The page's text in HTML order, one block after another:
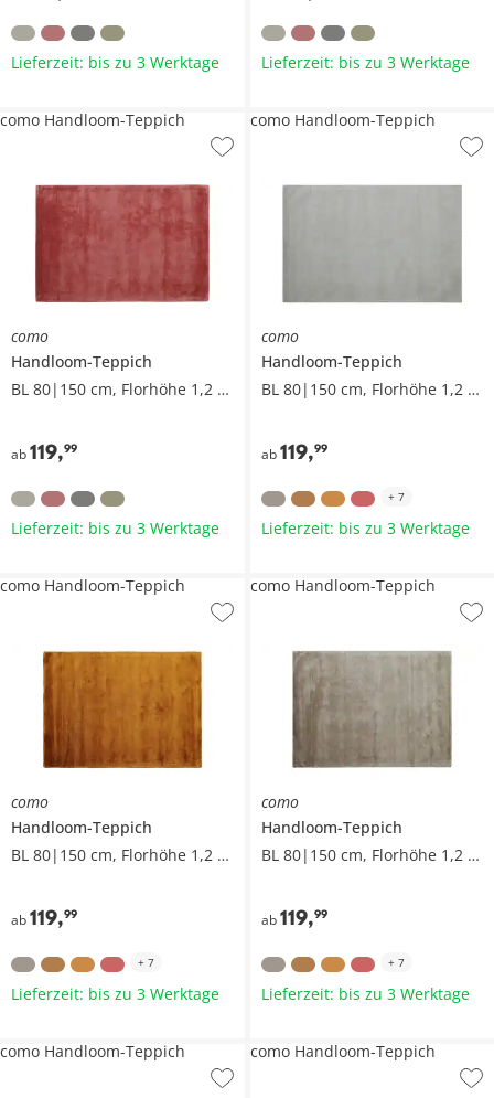
Lieferzeit: bis zu 3 Werktage Lieferzeit: bis zu 3 Werktage
como
Handloom-Teppich
BL 80|150 cm, Florhöhe 1,2 cm
ab119,99
como Handloom-Teppich
Lieferzeit: bis zu 3 Werktage
como
Handloom-Teppich
BL 80|150 cm, Florhöhe 1,2 cm
ab 119,99
como Handloom-Teppich
+ 7
Lieferzeit: bis zu 3 Werktage
como
Handloom-Teppich
BL 80|150 cm, Florhöhe 1,2 cm
ab119,99
como Handloom-Teppich
+ 7
Lieferzeit: bis zu 3 Werktage
como
Handloom-Teppich
BL 80|150 cm, Florhöhe 1,2 cm
ab 119,99
como Handloom-Teppich
+ 7
Lieferzeit: bis zu 3 Werktage
como Handloom-Teppich como Handloom-Teppich